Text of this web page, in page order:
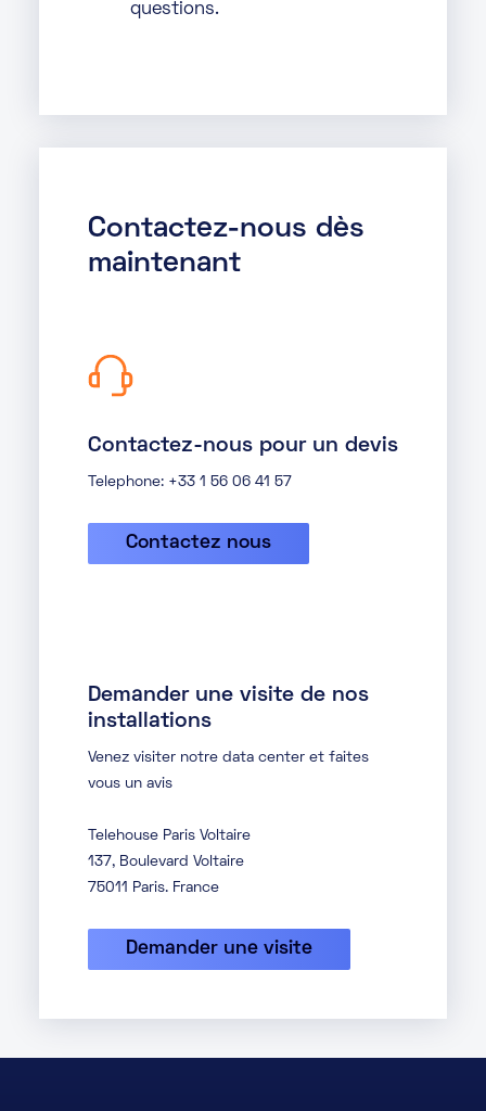
questions.
Contactez-nous dès
maintenant
Contactez-nous pour un devis
Telephone: +33 1 56 06 41 57
Contactez nous
Demander une visite de nos
installations
Venez visiter notre data center et faites
vous un avis
Telehouse Paris Voltaire
137, Boulevard Voltaire
75011 Paris. France
Demander une visite